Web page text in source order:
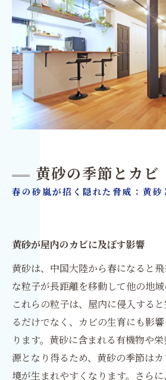
黄砂の季節とカビ
春の砂嵐が招く隠れた脅威：黄
黄砂が屋内のカビに及ぼす影響
黄砂は、中国大陸から春になると
な粒子が長距離を移動して他の地域
これらの粒子は、屋内に侵入する
るだけでなく、カビの生育にも影
ります。黄砂に含まれる有機物や
源となり得るため、黄砂の季節は
境が生まれやすくなります。さら